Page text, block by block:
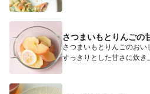
さつまいもとりんごの
さつまいもとりんごのおい
すっきりとした甘さに炊き上げます。 材